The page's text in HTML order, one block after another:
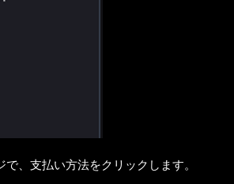
、支払い方法をクリックします。